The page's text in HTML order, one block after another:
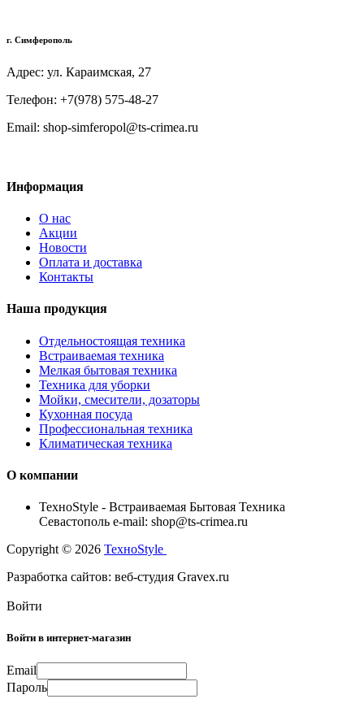
г. Симферополь
Адрес: ул. Караимская, 27
Телефон: +7(978) 575-48-27
Email: shop-simferopol@ts-crimea.ru
Информация
О нас
Акции
Новости
Оплата и доставка
Контакты
Наша продукция
Отдельностоящая техника
Встраиваемая техника
Мелкая бытовая техника
Техника для уборки
Мойки, смесители, дозаторы
Кухонная посуда
Профессиональная техника
Климатическая техника
О компании
TexноStyle - Встраиваемая Бытовая Техника
Севастополь e-mail: shop@ts-crimea.ru
Copyright © 2026 TexноStyle
Разработка сайтов: веб-студия Gravex.ru
Войти
Войти в интернет-магазин
Email
Пароль